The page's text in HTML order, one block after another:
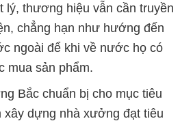
lý, thương hiệu vẫn cần truyền
chẳng hạn như hướng đến
ngoài để khi về nước họ có
mua sản phẩm.
Bắc chuẩn bị cho mục tiêu
xây dựng nhà xưởng đạt tiêu